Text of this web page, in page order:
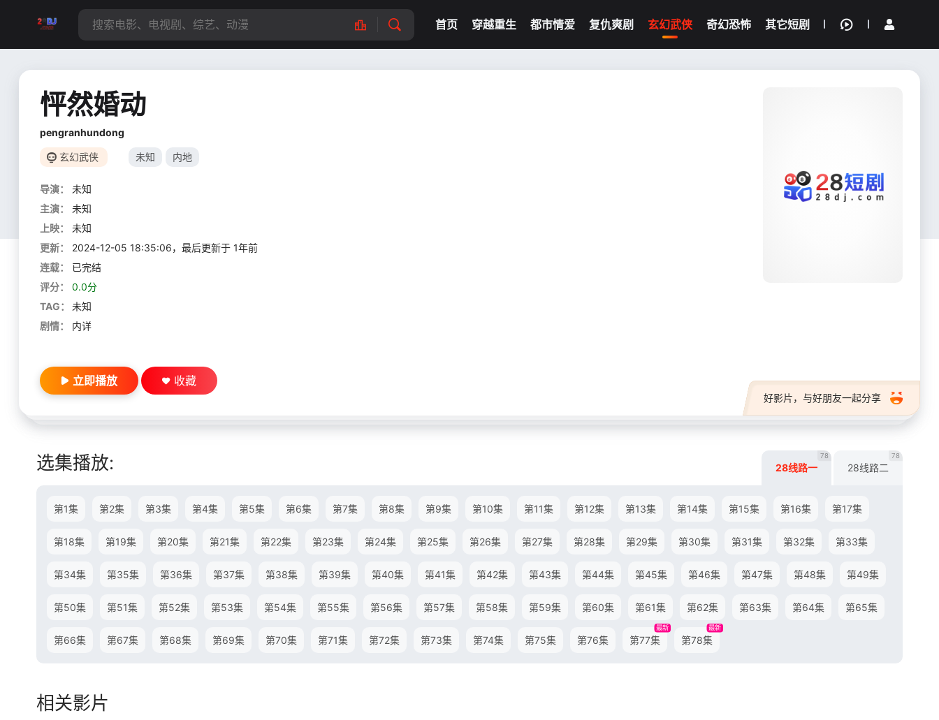
首页 穿越重生 都市情爱 复仇爽剧 玄幻武侠 奇幻恐怖 其它短剧
我的观影记录
怦然婚动
pengranhundong
玄幻武侠 未知 内地
导演：
未知
主演：
未知
上映：
未知
更新：
2024-12-05 18:35:06，最后更新于 1年前
连载：
已完结
评分：
0.0分
TAG：
未知
剧情：
内详
好影片，与好朋友一起分享
立即播放 收藏
选集播放: 28线路一
78
28线路二
78
第1集 第2集 第3集 第4集 第5集 第6集 第7集 第8集 第9集 第10集 第11集 第12集 第13集 第14集 第15集 第16集 第17集
第18集 第19集 第20集 第21集 第22集 第23集 第24集 第25集 第26集 第27集 第28集 第29集 第30集 第31集 第32集 第33集
第34集 第35集 第36集 第37集 第38集 第39集 第40集 第41集 第42集 第43集 第44集 第45集 第46集 第47集 第48集 第49集
第50集 第51集 第52集 第53集 第54集 第55集 第56集 第57集 第58集 第59集 第60集 第61集 第62集 第63集 第64集 第65集
第66集 第67集 第68集 第69集 第70集 第71集 第72集 第73集 第74集 第75集 第76集 第77集
最新
第78集
最新
相关影片